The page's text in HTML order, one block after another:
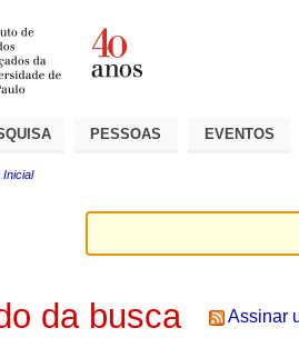
PESSOAS EVENTOS
Inicial
da busca Assinar